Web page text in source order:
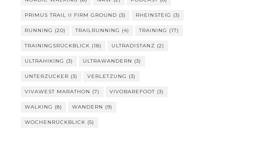
PRIMUS TRAIL II FIRM GROUND (3) RHEINSTEIG (3)
RUNNING (20) TRAILRUNNING (4) TRAINING (17)
TRAININGSRÜCKBLICK (18) ULTRADISTANZ (2)
ULTRAHIKING (3) ULTRAWANDERN (3)
UNTERZUCKER (3) VERLETZUNG (3)
VIVAWEST MARATHON (7) VIVOBAREFOOT(3)
WALKING (8) WANDERN (9)
WOCHENRÜCKBLICK (5)